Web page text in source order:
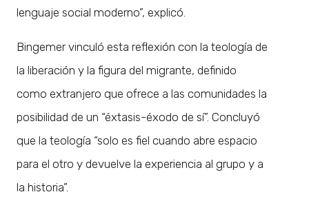
lenguaje social moderno”, explicó.
Bingemer vinculó esta reflexión con la teología de
la liberación y la figura del migrante, definido
como extranjero que ofrece a las comunidades la
posibilidad de un “éxtasis-éxodo de sí”. Concluyó
que la teología “solo es fiel cuando abre espacio
para el otro y devuelve la experiencia al grupo y a
la historia”.